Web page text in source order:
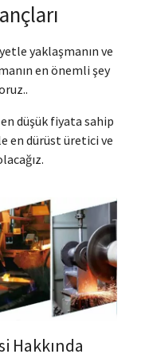
yaklaşmanın ve
en önemli şey
düşük fiyata sahip
en dürüst üretici ve
Hakkında